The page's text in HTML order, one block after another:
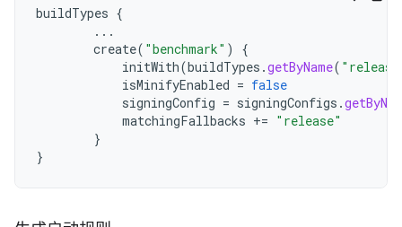
buildTypes {
...
create( "benchmark" )
{
initWith(buildTypes .getByName(
isMinifyEnabled = false
signingConfig = signingConfigs .
matchingFallbacks += "release"
}
}